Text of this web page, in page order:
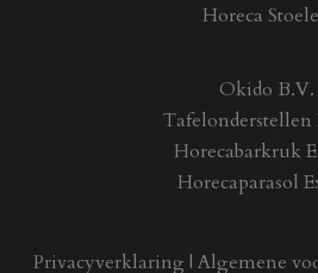
Horeca
Okido B.V.
Tafelonderstellen
Horecabarkruk
Horecaparasol
Privacyverklaring | Algemene